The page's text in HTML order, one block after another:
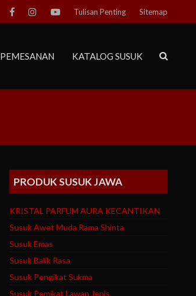
Tulisan Penting Sitemap
PEMESANAN KATALOG SUSUK
PRODUK SUSUK JAWA
KRISTAL PARFUM AURA KECANTIKAN
Susuk Awet Muda Rama Shinta
Susuk Emas
Susuk Balik Rasa
Susuk Pengikat Sukma
Susuk Pemikat Lawan Jenis